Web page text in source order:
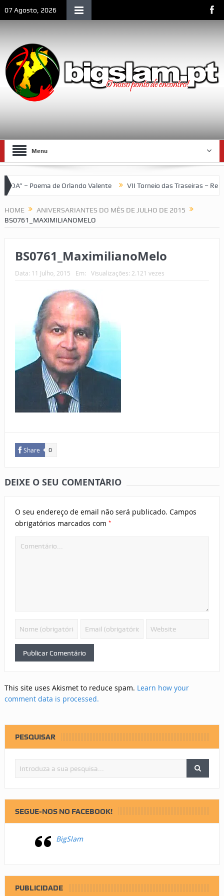
07 Agosto, 2026
Menu
– Poema de Orlando Valente VII Torneio das Traseiras –
HOME
ANIVERSARIANTES DO MÊS DE JULHO DE 2015
BS0761_MAXIMILIANOMELO
BS0761_MaximilianoMelo
Data: 11 Julho, 2015 Em: Visualizações: 2.121 vezes
Share 0
DEIXE O SEU COMENTÁRIO
O seu endereço de email não será publicado. Campos
obrigatórios marcados com *
This site uses Akismet to reduce spam. Learn how your
comment data is processed.
PESQUISAR
SEGUE-NOS NO FACEBOOK!
BigSlam
PUBLICIDADE